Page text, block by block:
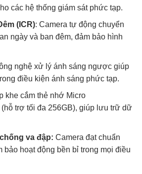
các hệ thống giám sát phức tạp.
(ICR): Camera tự động chuyển
ngày và ban đêm, đảm bảo hình
nghệ xử lý ánh sáng ngược giúp
điều kiện ánh sáng phức tạp.
khe cắm thẻ nhớ Micro
trợ tối đa 256GB), giúp lưu trữ dữ
va đập: Camera đạt chuẩn
bảo hoạt động bền bỉ trong mọi điều